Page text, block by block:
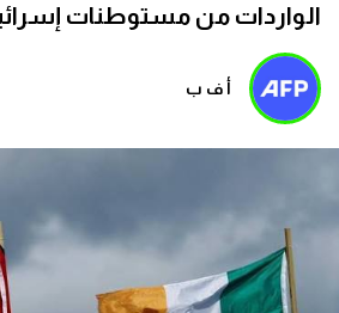
الواردات من مستوطنات
أ ف ب